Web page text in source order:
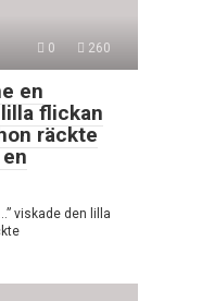
0 260
en
flickan
räckte
viskade den lilla